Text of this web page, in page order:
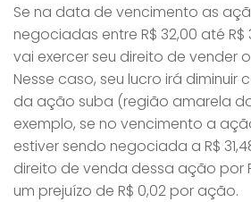
Se na data de vencimento as
negociadas entre R$ 32,00 até
vai exercer seu direito de vender
Nesse caso, seu lucro irá diminuir
da ação suba (região amarela
exemplo, se no vencimento a
estiver sendo negociada a R$
direito de venda dessa ação por
um prejuízo de R$ 0,02 por ação.